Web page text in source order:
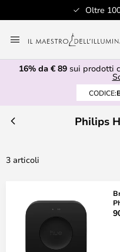
Oltre
al
contenuto
16% da € 89sui prodotti
CODICE:
Philips
3 articoli